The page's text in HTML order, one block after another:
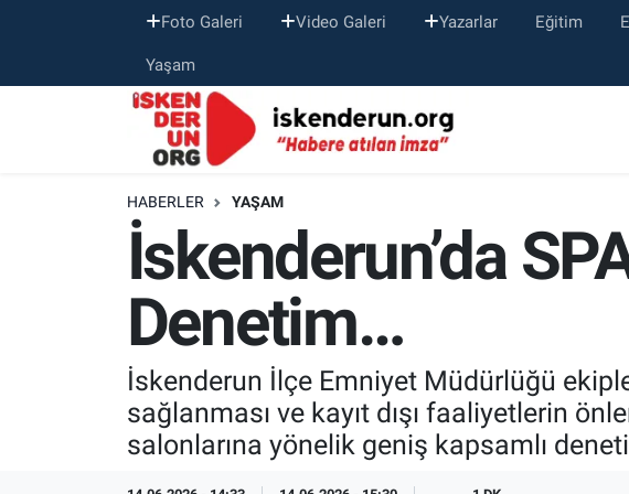
Foto Galeri Video Galeri Yazarlar Eğitim
Yaşam
HABERLER YAŞAM
İskenderun’da
Denetim…
İskenderun İlçe Emniyet Müdürlüğü
sağlanması ve kayıt dışı faaliyetlerin
salonlarına yönelik geniş kapsamlı